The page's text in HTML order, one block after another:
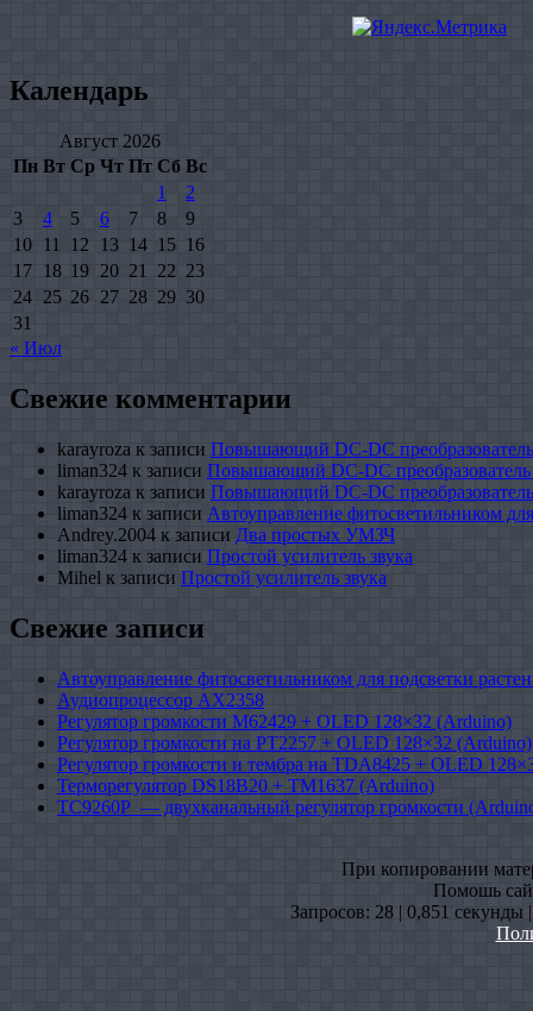
Календарь
Август 2026
Пн Вт Ср Чт Пт Сб Вс
1
2
3
4 5 6 7 8
9
10 11 12 13 14 15 16
17
18 19 20 21 22 23
24 25 26 27 28 29 30
31
« Июл
Свежие комментарии
karayroza к записи Повышающий DC-DC
liman324 к записи Повышающий DC-DC
karayroza к записи Повышающий DC-DC
liman324 к записи Автоуправление фитосветильником
Andrey.2004 к записи Два простых УМЗЧ
liman324 к записи Простой усилитель звука
Mihel к записи Простой усилитель звука
Свежие записи
Автоуправление фитосветильником для подсветки
Аудиопроцессор AX2358
Регулятор громкости M62429 + OLED 128×32 (Arduino)
Регулятор громкости на PT2257 + OLED 128×32 (Arduino)
Регулятор громкости и тембра на TDA8425 + OLED
Терморегулятор DS18B20 + TM1637 (Arduino)
TC9260P — двухканальный регулятор громкости
При копировании
Помошь
Запросов: 28 | 0,851 секунды